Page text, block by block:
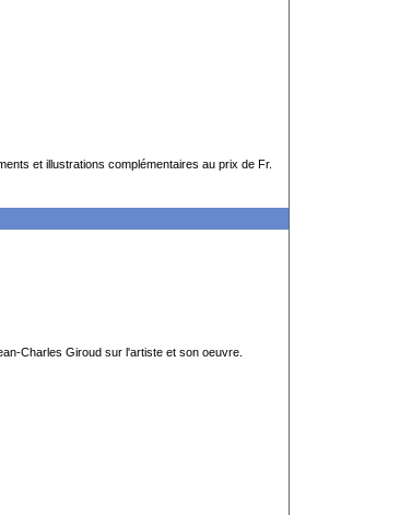
et illustrations complémentaires au prix de Fr.
Charles Giroud sur l'artiste et son oeuvre.